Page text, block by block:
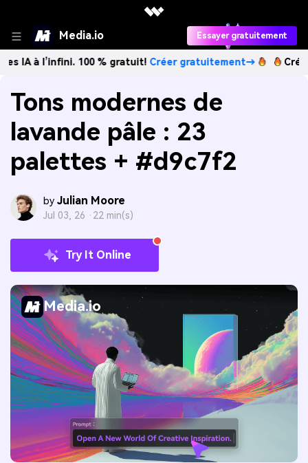
Media.io Essayer gratuitement
100 % gratuit!Créer gratuitement→ Créez des
Tons modernes de
lavande pâle : 23
palettes + #d9c7f2
by Julian Moore
Jul 03, 26 · 22 min(s)
Try It Online
Media.io